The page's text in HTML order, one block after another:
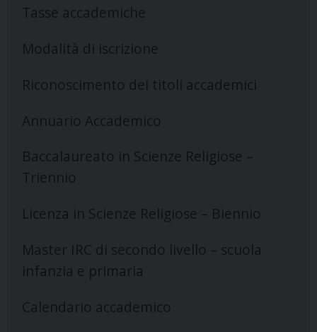
Tasse accademiche
Modalità di iscrizione
Riconoscimento dei titoli accademici
Annuario Accademico
Baccalaureato in Scienze Religiose –
Triennio
Licenza in Scienze Religiose – Biennio
Master IRC di secondo livello – scuola
infanzia e primaria
Calendario accademico